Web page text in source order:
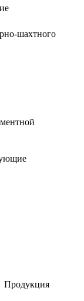
шахтного
Продукция